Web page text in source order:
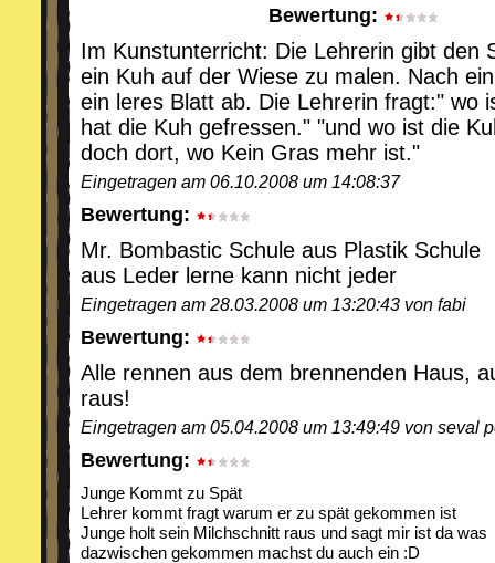
Bewertung:
Im Kunstunterricht: Die Lehrerin gibt den
ein Kuh auf der Wiese zu malen. Nach
ein leres Blatt ab. Die Lehrerin fragt:" wo
hat die Kuh gefressen." "und wo ist die
doch dort, wo Kein Gras mehr ist."
Eingetragen am 06.10.2008 um 14:08:37
Bewertung:
Mr. Bombastic Schule aus Plastik Schule
aus Leder lerne kann nicht jeder
Eingetragen am 28.03.2008 um 13:20:43 von fabi
Bewertung:
Alle rennen aus dem brennenden Haus,
raus!
Eingetragen am 05.04.2008 um 13:49:49 von seval
Bewertung:
Junge Kommt zu Spät
Lehrer kommt fragt warum er zu spät gekommen ist
Junge holt sein Milchschnitt raus und sagt mir ist da was
dazwischen gekommen machst du auch ein :D